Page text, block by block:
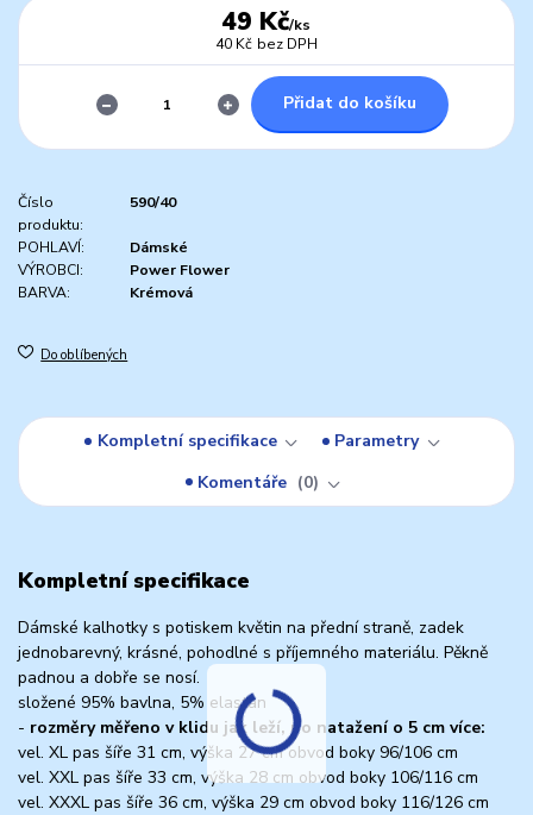
49 Kč/ks
40 Kč bez DPH
Přidat do košíku
Číslo
produktu:
590/40
POHLAVÍ:
Dámské
VÝROBCI:
Power Flower
BARVA:
Krémová
Do oblíbených
Kompletní specifikace
Parametry
Komentáře
0
Kompletní specifikace
Dámské kalhotky s potiskem květin na přední straně, zadek
jednobarevný, krásné, pohodlné s příjemného materiálu. Pěkně
padnou a dobře se nosí.
složené 95% bavlna, 5% elastan
- rozměry měřeno v klidu jak leží, po natažení o 5 cm více:
vel. XL pas šíře 31 cm, výška 27 cm obvod boky 96/106 cm
vel. XXL pas šíře 33 cm, výška 28 cm obvod boky 106/116 cm
vel. XXXL pas šíře 36 cm, výška 29 cm obvod boky 116/126 cm